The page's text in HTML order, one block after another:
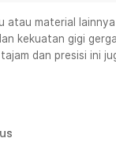
Barat
Senin -
Senin - Jumat
atau material
kekuatan gigi
dan presisi ini